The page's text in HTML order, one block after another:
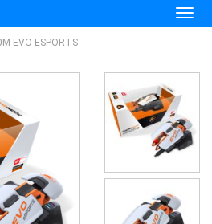
EVO ESPORTS